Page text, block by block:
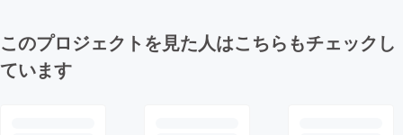
このプロジェクトを見た人はこちらもチェックし
ています